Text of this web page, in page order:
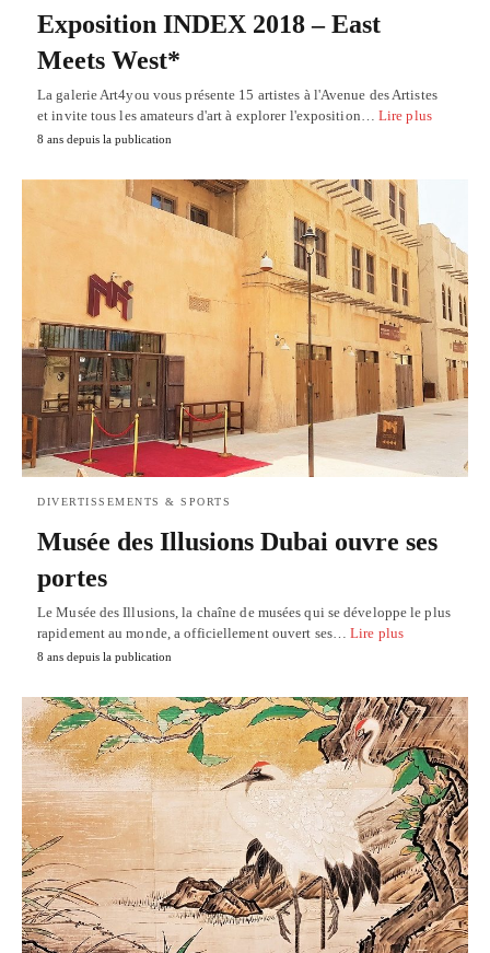
Exposition INDEX 2018 – East
Meets West*
La galerie Art4you vous présente 15 artistes à l'Avenue des Artistes
et invite tous les amateurs d'art à explorer l'exposition… Lire plus
8 ans depuis la publication
DIVERTISSEMENTS & SPORTS
Musée des Illusions Dubai ouvre ses
portes
Le Musée des Illusions, la chaîne de musées qui se développe le plus
rapidement au monde, a officiellement ouvert ses…Lire plus
8 ans depuis la publication